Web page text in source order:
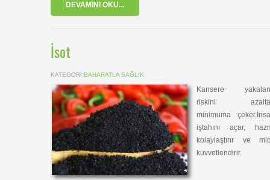
DEVAMINI OKU...
İsot
KATEGORI BAHARATLA SAĞLIK
Kansere
riskini
minimuma
iştahını açar,
kolaylaştırır ve
kuvvetlendirir.